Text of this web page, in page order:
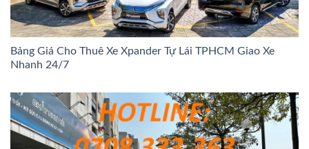
Bảng Giá Cho Thuê Xe Xpander Tự Lái TPHCM Giao Xe
Nhanh 24/7